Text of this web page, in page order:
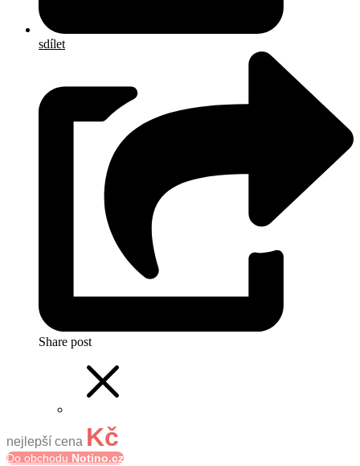
sdílet
Share post
nejlepší cena Kč
Do obchodu Notino.cz